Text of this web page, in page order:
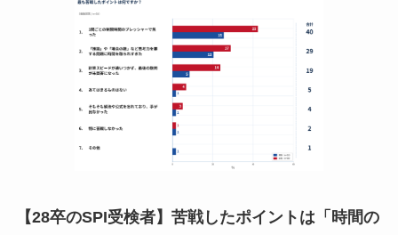
【28卒のSPI受検者】苦戦したポイントは「時間の